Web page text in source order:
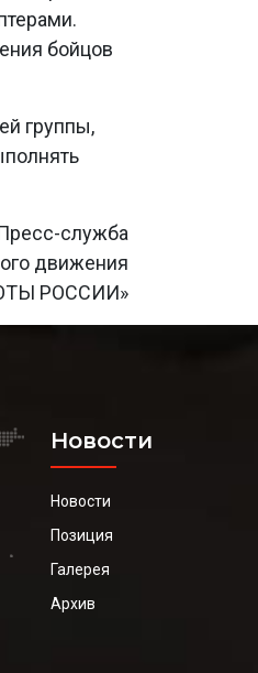
бойцов
группы,
служба
движения
РОССИИ»
Новости
Новости
Позиция
Галерея
Архив